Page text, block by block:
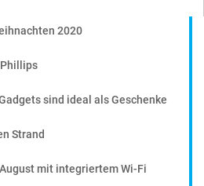
2020
Phillips
sind ideal als Geschenke
Strand
mit integriertem Wi-Fi